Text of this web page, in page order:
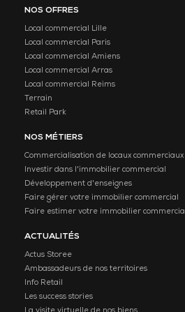
NOS OFFRES
Local commercial Lille
Local commercial Paris
Local commercial Amiens
Local commercial Arras
Local commercial Reims
Terrain
Retail Park
NOS MÉTIERS
Commercialisation de locaux commerciaux
Investir dans l'immobilier commercial
Développement d'enseignes
Faire gérer votre immobilier commercial
Faire estimer votre immobilier commercial
ACTUALITÉS
Actus Storee
Ambassadeurs de nos territoires
Info Retail
Les success stories